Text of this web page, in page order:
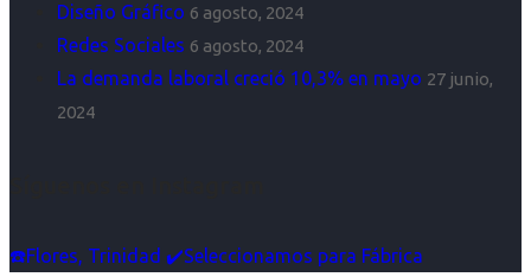
Diseño Gráfico 6 agosto, 2024
Redes Sociales 6 agosto, 2024
La demanda laboral creció 10,3% en mayo 27 junio,
2024
☎️Flores, Trinidad ✔️Seleccionamos para Fábrica